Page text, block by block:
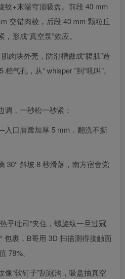
纹+末端穹顶吸盘。前段 40 mm
交错肉棱，后段 40 mm 颗粒丘
形成“真空泵”效应。
肌肉块外壳，防滑槽做成“腹肌”造
气孔，从“ whisper ”到“吼叫”。
，一秒松一秒紧；
口唇瓣加厚 5 mm，翻洗不撕
斜坡 8 秒滑落，南方宿舍党
乎吐司”夹住，螺旋纹一旦过冠
包裹，B哥用 3D 扫描测得接触面
78%。
像“软钉子”刮冠沟，吸盘抽真空